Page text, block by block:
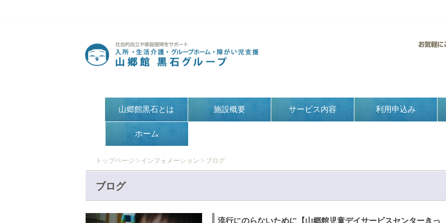
山郷館黒石とは 施設概要 サービス内容 利用申込み
ホーム
トップページ > インフォメーション > ブログ
ブログ
流行にのらないために【山郷館児童デイサービスセンターきっ